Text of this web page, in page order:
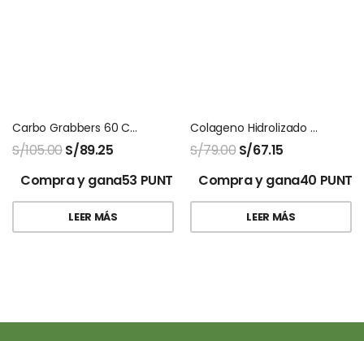
Carbo Grabbers 60 Capsulas Natures Sunshine
S/105.00S/89.25
Compra y gana53 PUNTOS!
LEER MÁS
Colageno Hidrolizado Biocolagen Montana
S/79.00 S/67.15
Compra y gana40
LEER MÁS